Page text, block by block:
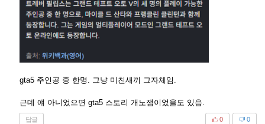
gta5 주인공 중 한명. 그냥 미친새끼 그자체임.
근데 얘 아니었으면 gta5 스토리 개노잼이었을도 있음.
답글 0
0